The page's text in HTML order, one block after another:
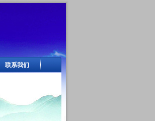
联系我们